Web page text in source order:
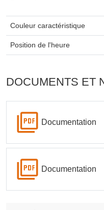
Couleur caractéristique
Position de l'heure
DOCUMENTS ET
Documentation
Documentation